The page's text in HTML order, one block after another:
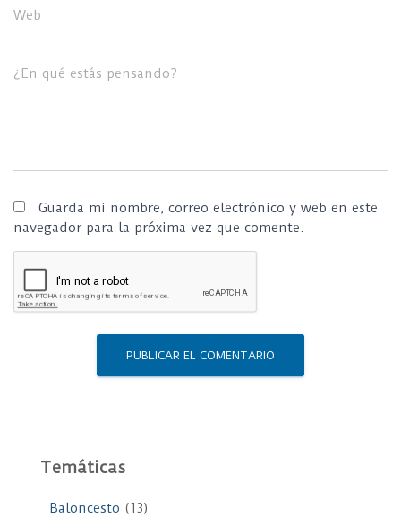
Web
¿En qué estás pensando?
Guarda mi nombre, correo electrónico y web en este
navegador para la próxima vez que comente.
Temáticas
Baloncesto (13)